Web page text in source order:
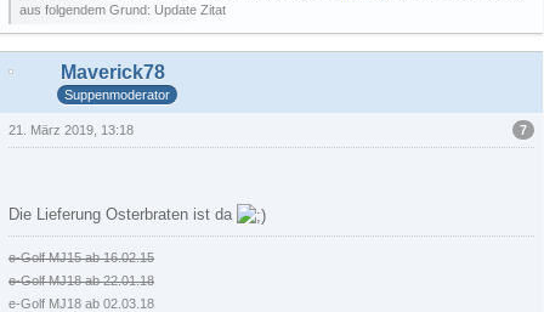
aus folgendem Grund: Update Zitat
Maverick78
Suppenmoderator
7
21. März 2019, 13:18
Die Lieferung Osterbraten ist da
e-Golf MJ15 ab 16.02.15
e-Golf MJ18 ab 22.01.18
e-Golf MJ18 ab 02.03.18